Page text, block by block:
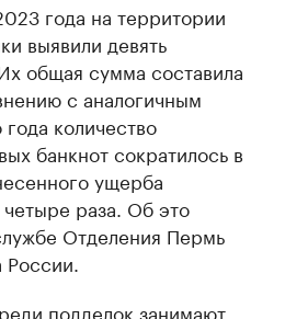
года на территории
выявили девять
общая сумма составила
с аналогичным
количество
банкнот сократилось в
ущерба
раза. Об это
Отделения Пермь
подделок занимают